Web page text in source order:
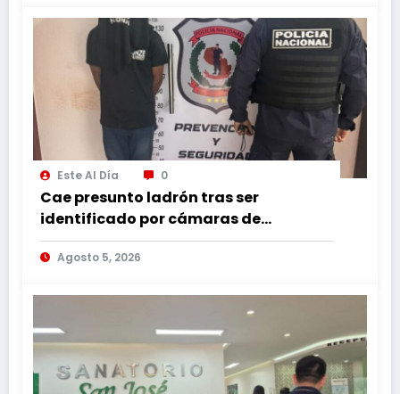
Este Al Día 0
Cae presunto ladrón tras ser
identificado por cámaras de
seguridad
Agosto 5, 2026